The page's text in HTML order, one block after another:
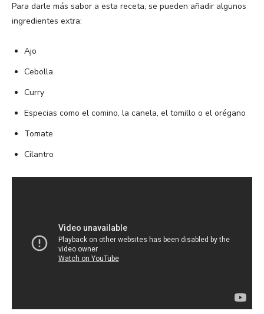
Para darle más sabor a esta receta, se pueden añadir algunos
ingredientes extra:
Ajo
Cebolla
Curry
Especias como el comino, la canela, el tomillo o el orégano
Tomate
Cilantro